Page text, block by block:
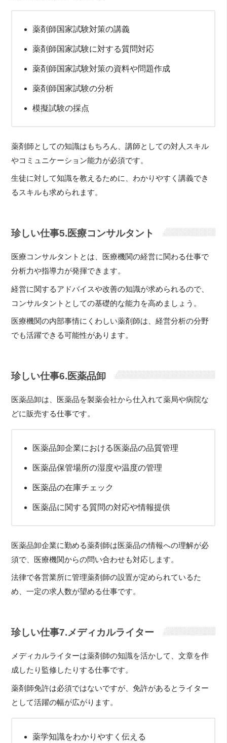
薬剤師国家試験対策の講義
薬剤師国家試験に対する質問対応
薬剤師国家試験対策の資料や問題作成
薬剤師国家試験の分析
模擬試験の採点
薬剤師としての知識はもちろん、講師としての対人スキル
やコミュニケーション能力が必須です。
生徒に対して知識を教えるために、わかりやすく講義でき
るスキルも求められます。
珍しい仕事5.医療コンサルタント
医療コンサルタントとは、医療機関の経営に関わる仕事で
分析力や指導力が発揮できます。
経営に関するアドバイスや改善の知識が求められるので、
コンサルタントとしての基礎的な能力を高めましょう。
医療機関の内部事情にくわしい薬剤師は、経営分析の分野
でも活躍できる可能性があります。
珍しい仕事6.医薬品卸
医薬品卸は、医薬品を製薬会社から仕入れて薬局や病院な
どに販売する仕事です。
医薬品卸企業における医薬品の品質管理
医薬品保管場所の湿度や温度の管理
医薬品の在庫チェック
医薬品に関する質問の対応や情報提供
医薬品卸企業に勤める薬剤師は医薬品の情報への理解が必
須で、医療機関からの問い合わせも対応します。
法律で各営業所に管理薬剤師の設置が定められているた
め、一定の求人数が望める仕事です。
珍しい仕事7.メディカルライター
メディカルライターは薬剤師の知識を活かして、文章を作
成したり監修したりする仕事です。
薬剤師免許は必須ではないですが、免許があるとライター
として活躍の幅が広がります。
薬学知識をわかりやすく伝える